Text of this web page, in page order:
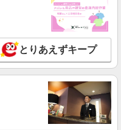
とりあえずキープ